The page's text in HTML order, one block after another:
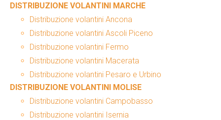
DISTRIBUZIONE VOLANTINI MARCHE
Distribuzione volantini Ancona
Distribuzione volantini Ascoli Piceno
Distribuzione volantini Fermo
Distribuzione volantini Macerata
Distribuzione volantini Pesaro e Urbino
DISTRIBUZIONE VOLANTINI MOLISE
Distribuzione volantini Campobasso
Distribuzione volantini Isernia